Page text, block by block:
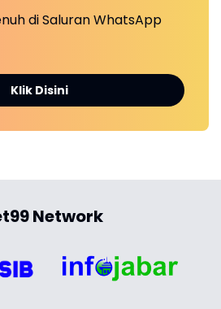
di Saluran WhatsApp
Klik Disini
Network